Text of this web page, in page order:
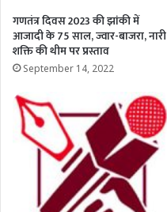
गणतंत्र दिवस 2023 की झांकी में
आजादी के 75 साल, ज्वार-बाजरा, नारी
शक्ति की थीम पर प्रस्ताव
September 14, 2022